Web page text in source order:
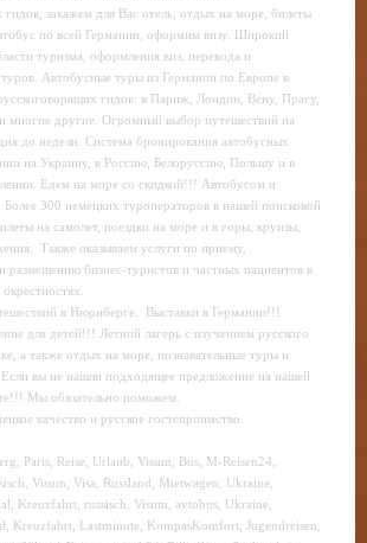
гидов, закажем для Вас отель, отдых на море, билеты
по всей Германии, оформим визу.
Широкий
туризма, оформления виз, перевода и
Автобусные туры из Германии по Европе в
гидов: в Париж, Лондон, Вену, Прагу,
многие другие. Огромный выбор путешествий на
до недели. Система бронирования автобусных
на Украину, в Россию, Белоруссию, Польшу и в
Едем на море со скидкой!!! Автобусом и
300 немецких туроператоров в нашей поисковой
на самолет, поездки на море и в горы, круизы,
Также оказываем услуги по приему,
размещению бизнес-туристов и частных пациентов в
в Нюрнберге. Выставки в Германии!!!
для детей!!! Летний лагерь с изучением русского
а также отдых на море, познавательные туры и
Если вы не нашли подходящее предложение на нашей
Мы обязательно поможем.
качество и русское гостеприимство.
Paris, Reise, Urlaub, Visum, Bus, M-Reisen24,
Visum, Visa, Russland, Mietwagen, Ukraine,
Kreuzfahrt, russisch, Visum, avtobus, Ukraine,
Kreuzfahrt, Lastminute, KompasKomfort, Jugendreisen,